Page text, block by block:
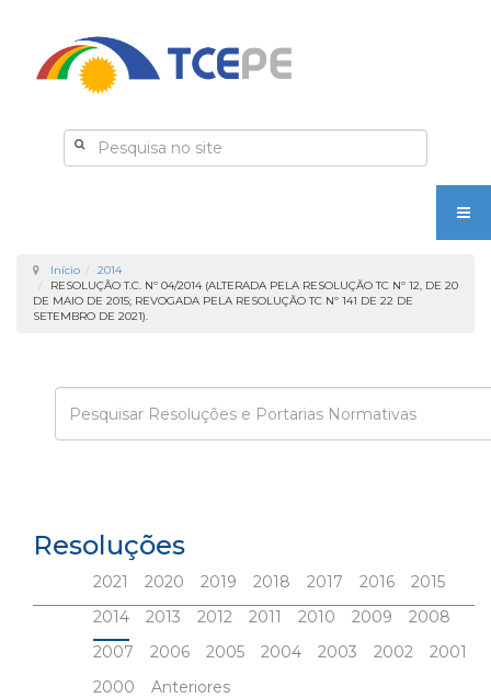
Início
2014
RESOLUÇÃO T.C. Nº 04/2014 (ALTERADA PELA RESOLUÇÃO TC Nº 12, DE 20
DE MAIO DE 2015; REVOGADA PELA RESOLUÇÃO TC Nº 141 DE 22 DE
SETEMBRO DE 2021).
Resoluções
2021 2020 2019 2018 2017 2016
2015
2014
2013 2012 2011 2010 2009
2008
2007
2006 2005 2004 2003 2002
2001
2000
Anteriores